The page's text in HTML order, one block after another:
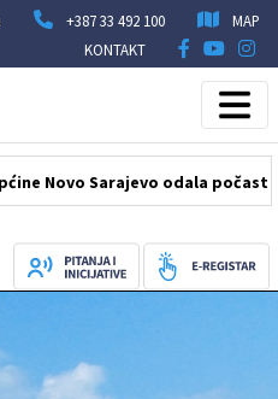
+387 33 492 100
MAP
KONTAKT
Sarajevo odala počast